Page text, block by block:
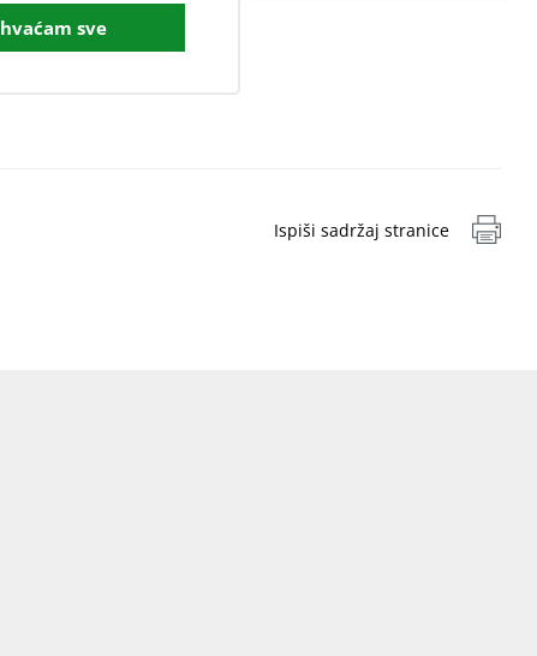
Ispiši sadržaj stranice
sve